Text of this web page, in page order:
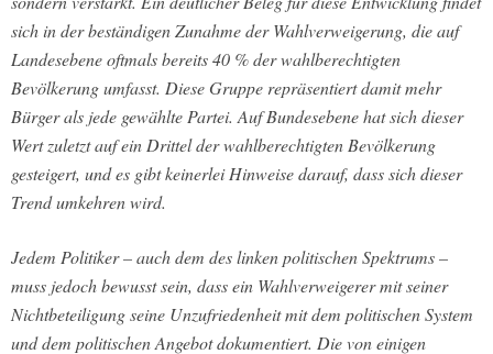
sich in der beständigen Zunahme der Wahlverweigerung, die auf
Landesebene oftmals bereits 40 % der wahlberechtigten
Bevölkerung umfasst. Diese Gruppe repräsentiert damit mehr
Bürger als jede gewählte Partei. Auf Bundesebene hat sich dieser
Wert zuletzt auf ein Drittel der wahlberechtigten Bevölkerung
gesteigert, und es gibt keinerlei Hinweise darauf, dass sich dieser
Trend umkehren wird.
Jedem Politiker – auch dem des linken politischen Spektrums –
muss jedoch bewusst sein, dass ein Wahlverweigerer mit seiner
Nichtbeteiligung seine Unzufriedenheit mit dem politischen System
und dem politischen Angebot dokumentiert. Die von einigen